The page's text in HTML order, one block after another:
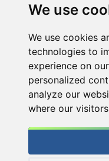
We use
We use cookies
technologies to
experience on
personalized
analyze our
where our